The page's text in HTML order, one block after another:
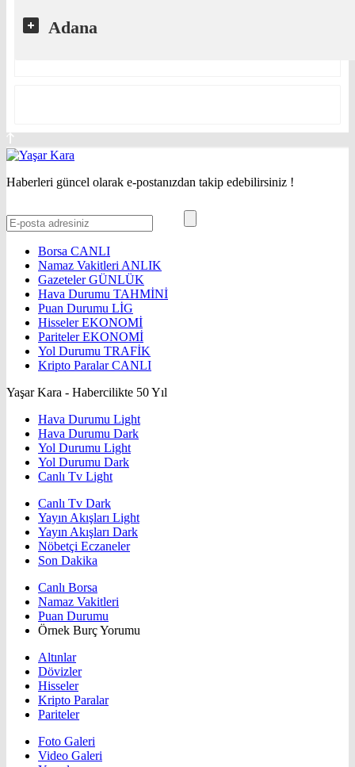
Adana
Haberleri güncel olarak e-postanızdan takip edebilirsiniz !
Borsa CANLI
Namaz Vakitleri ANLIK
GazetelerGÜNLÜK
Hava Durumu TAHMİNİ
Puan Durumu LİG
HisselerEKONOMİ
ParitelerEKONOMİ
Yol Durumu TRAFİK
Kripto ParalarCANLI
Yaşar Kara - Habercilikte 50 Yıl
Hava Durumu Light
Hava Durumu Dark
Yol Durumu Light
Yol Durumu Dark
Canlı Tv Light
Canlı Tv Dark
Yayın Akışları Light
Yayın Akışları Dark
Nöbetçi Eczaneler
Son Dakika
Canlı Borsa
Namaz Vakitleri
Puan Durumu
Örnek Burç Yorumu
Altınlar
Dövizler
Hisseler
Kripto Paralar
Pariteler
Foto Galeri
Video Galeri